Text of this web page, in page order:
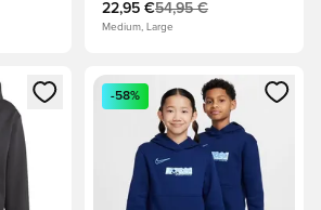
22,95 €54,95 €
Medium, Large
alebo registráciu ako člen
Otvorí modál na prihlásenie
-58%